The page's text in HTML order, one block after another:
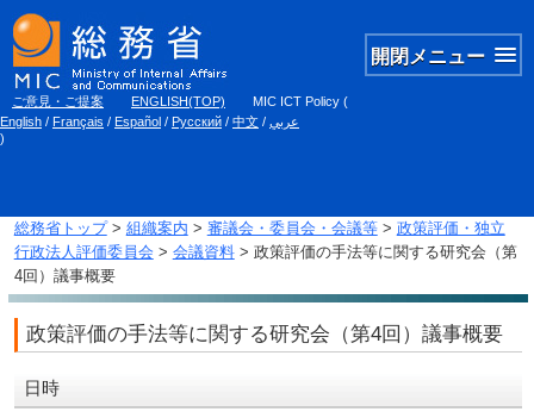
開閉メニュー
ご意見・ご提案 ENGLISH(TOP) MIC ICT Policy (
English / Français / Español / Русский / 中文 / عربي
)
総務省トップ> 組織案内 > 審議会・委員会・会議等> 政策評価・独立
行政法人評価委員会 > 会議資料> 政策評価の手法等に関する研究会（第
4回）議事概要
政策評価の手法等に関する研究会（第4回）議事概要
日時